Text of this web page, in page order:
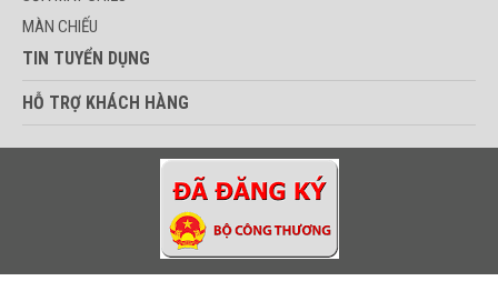
MÀN CHIẾU
TIN TUYỂN DỤNG
HỖ TRỢ KHÁCH HÀNG